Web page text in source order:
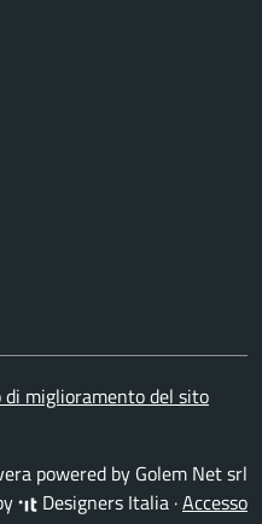
di miglioramento del sito
powered by Golem Net srl
Designers Italia ·Accesso